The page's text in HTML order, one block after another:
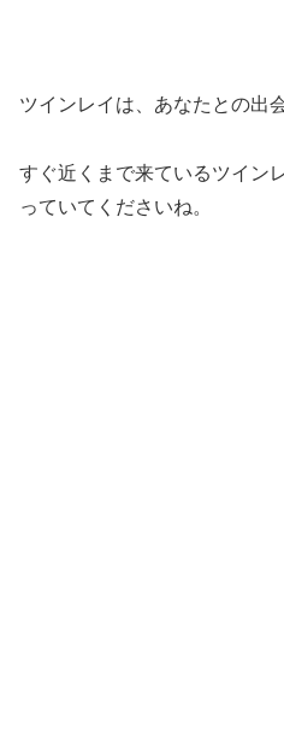
ツインレイは、あなたとの出
すぐ近くまで来ているツイン
っていてくださいね。